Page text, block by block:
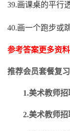
39.画课桌的平行
40.画一个跑步或
参考答案更多资料
推荐会员套餐复习
1.美术教师
2.美术教师